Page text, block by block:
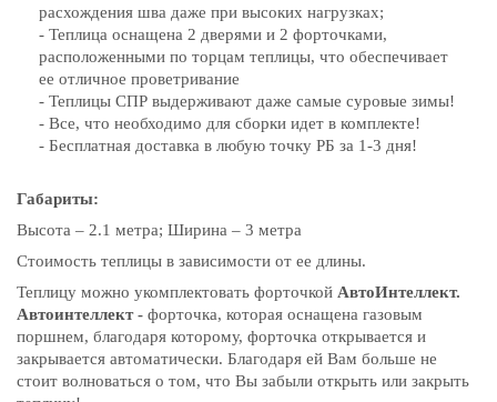
расхождения шва даже при высоких нагрузках;
- Теплица оснащена 2 дверями и 2 форточками,
расположенными по торцам теплицы, что обеспечивает
ее отличное проветривание
- Теплицы СПР выдерживают даже самые суровые зимы!
- Все, что необходимо для сборки идет в комплекте!
- Бесплатная доставка в любую точку РБ за 1-3 дня!
Габариты:
Высота – 2.1 метра; Ширина – 3 метра
Стоимость теплицы в зависимости от ее длины.
Теплицу можно укомплектовать форточкой АвтоИнтеллект.
Автоинтеллект - форточка, которая оснащена газовым
поршнем, благодаря которому, форточка открывается и
закрывается автоматически. Благодаря ей Вам больше не
стоит волноваться о том, что Вы забыли открыть или закрыть